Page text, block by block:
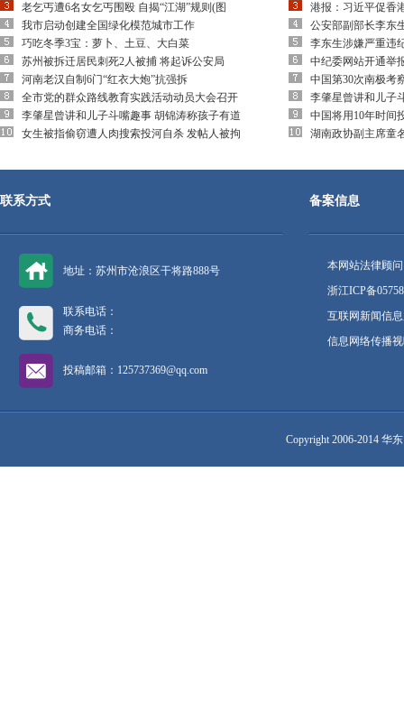
老乞丐遭6名女乞丐围殴 自揭“江湖”规则(图
我市启动创建全国绿化模范城市工作
巧吃冬季3宝：萝卜、土豆、大白菜
苏州被拆迁居民刺死2人被捕 将起诉公安局
河南老汉自制6门“红衣大炮”抗强拆
全市党的群众路线教育实践活动动员大会召开
李肇星曾讲和儿子斗嘴趣事 胡锦涛称孩子有道
女生被指偷窃遭人肉搜索投河自杀 发帖人被拘
港报：习近平促香
公安部副部长李东
李东生涉嫌严重违
中纪委网站开通举
中国第30次南极考
李肇星曾讲和儿子
中国将用10年时间
湖南政协副主席童
联系方式
地址：苏州市沧浪区干将路888号
联系电话：
商务电话：
投稿邮箱：125737369@qq.com
备案信息
本网站法律顾
浙江ICP备
互联网新闻信
信息网络传播
Copyright 2006-2014 华